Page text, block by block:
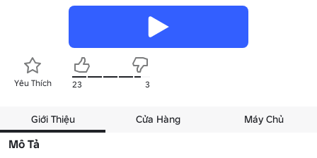
Yêu Thích 23 3
Giới Thiệu Cửa Hàng Máy Chủ
Mô Tả